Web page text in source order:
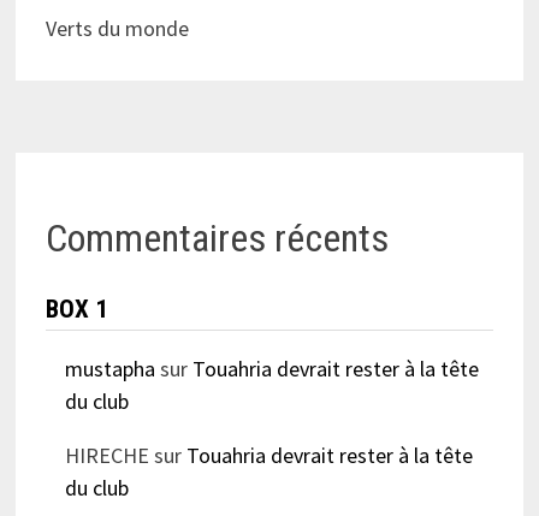
Verts du monde
Commentaires récents
BOX 1
mustapha sur Touahria devrait rester à la tête
du club
HIRECHE sur Touahria devrait rester à la tête
du club